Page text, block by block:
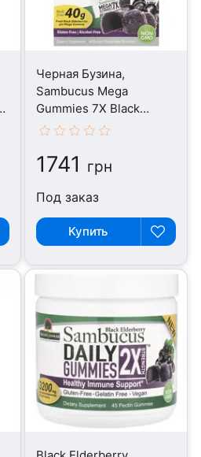
Черная Бузина,
Sambucus Mega
Gummies 7X Black
Elderberry, 30 конфет
1741 грн
Под заказ
Купить